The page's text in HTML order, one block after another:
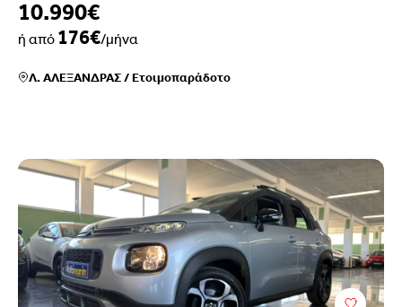
10.990€
ή από 176€/μήνα
Λ. ΑΛΕΞΑΝΔΡΑΣ/Ετοιμοπαράδοτο